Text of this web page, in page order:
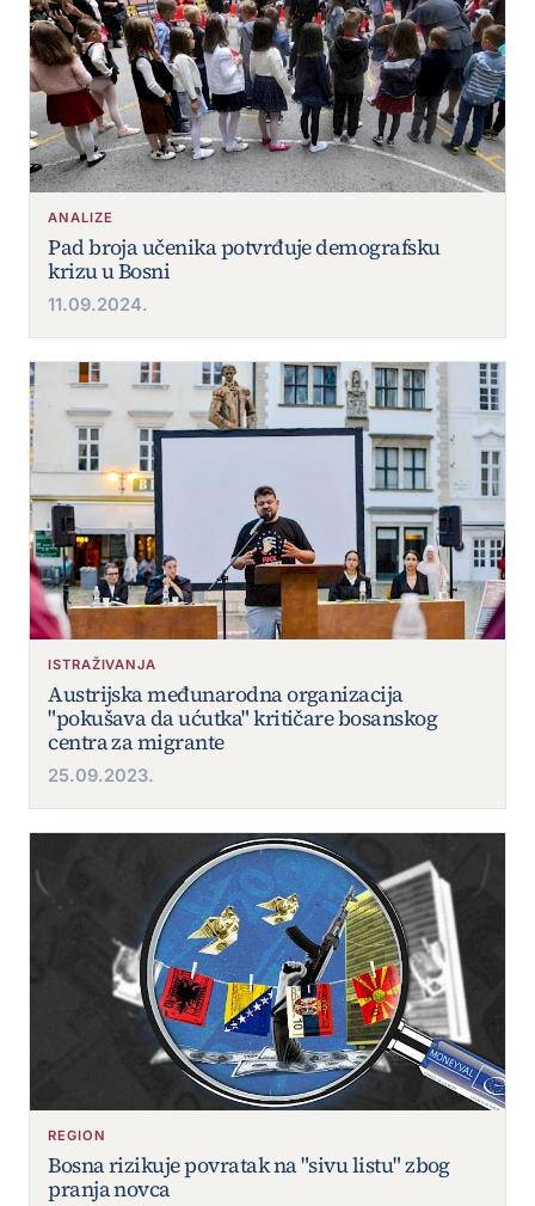
ANALIZE
Pad broja učenika potvrđuje demografsku
krizu u Bosni
11.09.2024.
ISTRAŽIVANJA
Austrijska međunarodna organizacija
"pokušava da ućutka" kritičare bosanskog
centra za migrante
25.09.2023.
REGION
Bosna rizikuje povratak na "sivu listu" zbog
pranja novca